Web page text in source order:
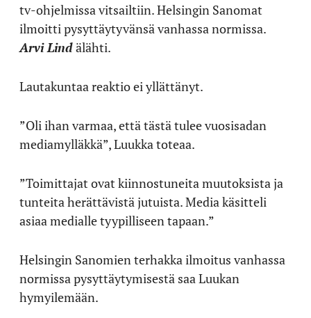
tv-ohjelmissa vitsailtiin. Helsingin Sanomat
ilmoitti pysyttäytyvänsä vanhassa normissa.
Arvi Lindälähti.
Lautakuntaa reaktio ei yllättänyt.
”Oli ihan varmaa, että tästä tulee vuosisadan
mediamylläkkä”, Luukka toteaa.
”Toimittajat ovat kiinnostuneita muutoksista ja
tunteita herättävistä jutuista. Media käsitteli
asiaa medialle tyypilliseen tapaan.”
Helsingin Sanomien terhakka ilmoitus vanhassa
normissa pysyttäytymisestä saa Luukan
hymyilemään.